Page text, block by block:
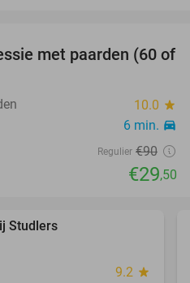
67%
met paarden (60 of
10.0 star
6 min. directions_car
Regulier €90
€29,50
favorite_border
Studlers
9.2 star